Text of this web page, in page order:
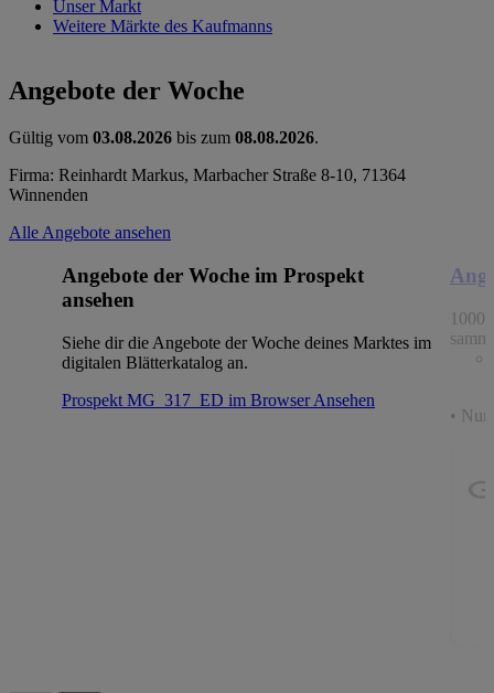
Unser Markt
Weitere Märkte des Kaufmanns
Angebote der Woche
Gültig vom 03.08.2026 bis zum 08.08.2026.
Firma: Reinhardt Markus, Marbacher Straße 8-10, 71364
Winnenden
Alle Angebote ansehen
Angebote der Woche im Prospekt
ansehen
Siehe dir die Angebote der Woche deines Marktes im
digitalen Blätterkatalog an.
Prospekt MG_317_ED im BrowserAnsehen
1000
• Nur